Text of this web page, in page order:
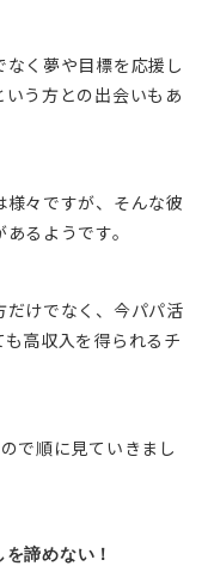
く夢や目標を応援し
う方との出会いもあ
々ですが、そんな彼
るようです。
だけでなく、今パパ活
高収入を得られるチ
で順に見ていきまし
諦めない！